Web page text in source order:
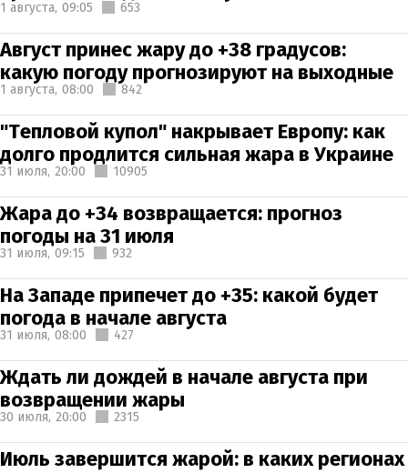
1 августа, 09:05 653
Август принес жару до +38 градусов:
какую погоду прогнозируют на выходные
1 августа, 08:00 842
"Тепловой купол" накрывает Европу: как
долго продлится сильная жара в Украине
31 июля, 20:00 10905
Жара до +34 возвращается: прогноз
погоды на 31 июля
31 июля, 09:15 932
На Западе припечет до +35: какой будет
погода в начале августа
31 июля, 08:00 427
Ждать ли дождей в начале августа при
возвращении жары
30 июля, 20:00 2315
Июль завершится жарой: в каких регионах